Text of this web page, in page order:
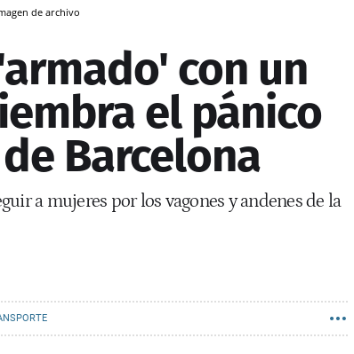
de archivo
con un
el pánico
Barcelona
a mujeres por los vagones y andenes de la